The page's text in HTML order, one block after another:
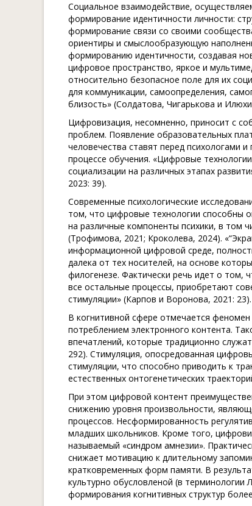
Социальное взаимодействие,
формирование идентичности личности:
формирование связи со своими
ориентиры и смыслообразующую
формированию идентичности, создавая
цифровое пространство, яркое и
относительно безопасное поле для их
для коммуникации, самоопределения,
близость» (Солдатова, Чигарькова и
Цифровизация, несомненно, приносит с
проблем. Появление образовательных
человечества ставят перед психологами
процессе обучения. «Цифровые
социализации на различных этапах
2023: 39).
Современные психологические
том, что цифровые технологии способны
на различные компоненты психики, в том
(Трофимова, 2021; Кроколева, 2024).
информационной цифровой среде,
далека от тех носителей, на основе
филогенезе. Фактически речь идет о том,
все остальные процессы, приобретают
стимуляции» (Карпов и Воронова, 2021: 23).
В когнитивной сфере отмечается
потреблением электронного контента.
впечатлений, которые традиционно
292). Стимуляция, опосредованная
стимуляции, что способно приводить к
естественных онтогенетических
При этом цифровой контент
снижению уровня произвольности,
процессов. Несформированность
младших школьников. Кроме того,
называемый «синдром амнезии».
снижает мотивацию к длительному
кратковременных форм памяти. В
культурно обусловленой (в
формирования когнитивных структур